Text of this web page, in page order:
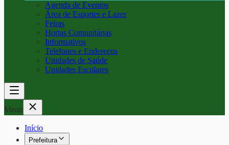
Agenda de Eventos
Área de Esportes e Lazer
Feiras
Hortas Comunitárias
Informativos
Telefones e Endereços
Unidades de Saúde
Unidades Escolares
Menu
Início
Prefeitura